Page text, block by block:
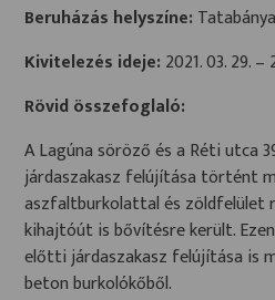
Beruházás helyszíne:
Kivitelezés ideje: 2021. 03. 29. –
Rövid összefoglaló:
A Lagúna söröző és a Réti utca
járdaszakasz felújítása történt
aszfaltburkolattal és zöldfelület
kihajtóút is bővítésre került.
előtti járdaszakasz felújítása
beton burkolókőből.